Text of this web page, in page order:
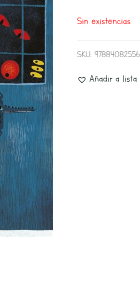
Sin existencias
SKU:
Añadir a lista